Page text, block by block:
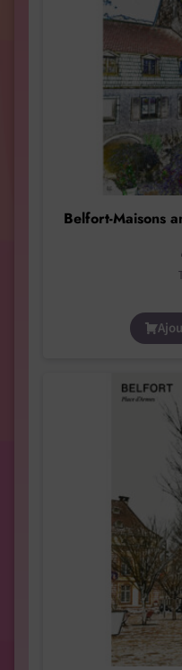
Belfort-Maisons